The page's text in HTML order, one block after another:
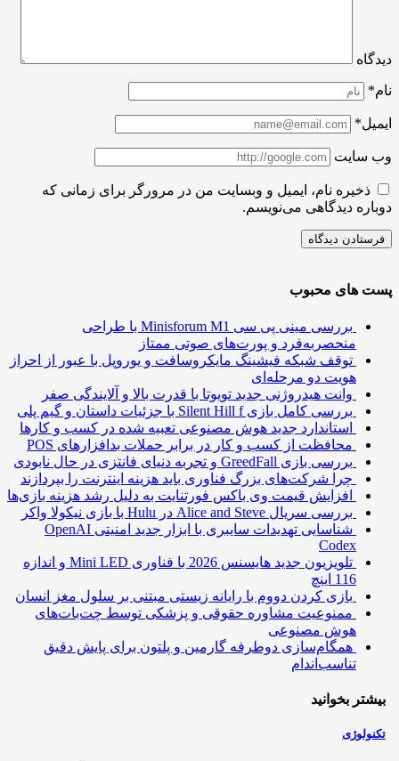
ذخیره نام، ایمیل و وبسایت من در مرورگر برای زمانی که
دیدگاهی می‌نویسم.
های محبوب
بررسی مینی پی ‌سی Minisforum M1 با طراحی
منحصربه‌فرد و پورت‌های صوتی ممتاز
توقف شبکه فیشینگ مایکروسافت و یوروپل با عبور از احراز
هویت دو مرحله‌ای
وانت هیدروژنی جدید تویوتا با قدرت بالا و آلایندگی صفر
بررسی کامل بازی Silent Hill f با جزئیات داستان و گیم پلی
استاندارد جدید هوش مصنوعی تعبیه شده در کسب و کارها
محافظت از کسب و کار در برابر حملات بدافزارهای POS
بررسی بازی GreedFall و تجربه دنیای فانتزی در حال نابودی
چرا شرکت‌های بزرگ فناوری باید هزینه اینترنت را بپردازند
افزایش قیمت وی باکس فورتنایت به دلیل رشد هزینه بازی‌ها
بررسی سریال Alice and Steve در Hulu با بازی نیکولا واکر
شناسایی تهدیدات سایبری با ابزار جدید امنیتی OpenAI
Codex
تلویزیون جدید هایسنس 2026 با فناوری Mini LED و اندازه
بازی کردن دووم با رایانه زیستی مبتنی بر سلول مغز انسان
ممنوعیت مشاوره حقوقی و پزشکی توسط چت‌بات‌های
هوش مصنوعی
همگام‌سازی دوطرفه گارمین و پلتون برای پایش دقیق
تناسب‌اندام
بخوانید